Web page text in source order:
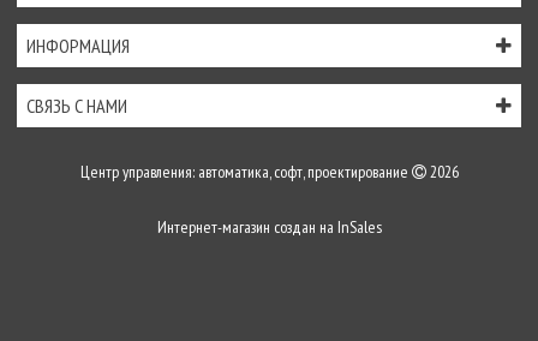
ИНФОРМАЦИЯ
СВЯЗЬ С НАМИ
Центр управления: автоматика, софт, проектирование 2026
Интернет-магазин создан на InSales